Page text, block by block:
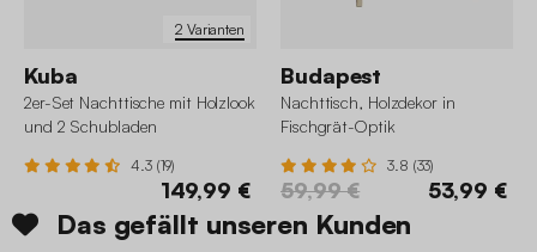
2 Varianten
Kuba
2er-Set Nachttische mit Holzlook
und 2 Schubladen
4.3 (19)
149,99 €
Budapest
Nachttisch, Holzdekor in
Fischgrät-Optik
3.8 (33)
59,99 € 53,99 €
Das gefällt unseren Kunden